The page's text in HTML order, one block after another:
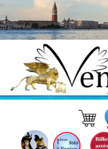
to
main